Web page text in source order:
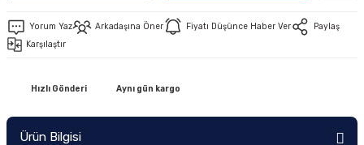
Yorum Yaz Arkadaşına Öner Fiyatı Düşünce Haber Ver
Paylaş
Karşılaştır
Hızlı Gönderi Aynı gün kargo
Ürün Bilgisi